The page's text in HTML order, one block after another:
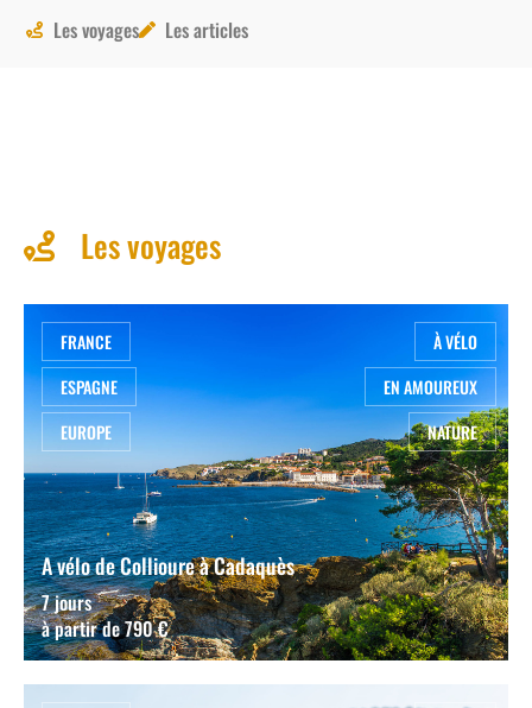
Les voyages Les articles
Les voyages
FRANCE
ESPAGNE
EUROPE
À VÉLO
EN AMOUREUX
NATURE
A vélo de Collioure à Cadaquès
7 jours
à partir de 790 €